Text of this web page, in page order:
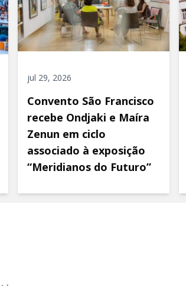
jul 29, 2026
Convento São Francisco
recebe Ondjaki e Maíra
Zenun em ciclo
associado à exposição
“Meridianos do Futuro”